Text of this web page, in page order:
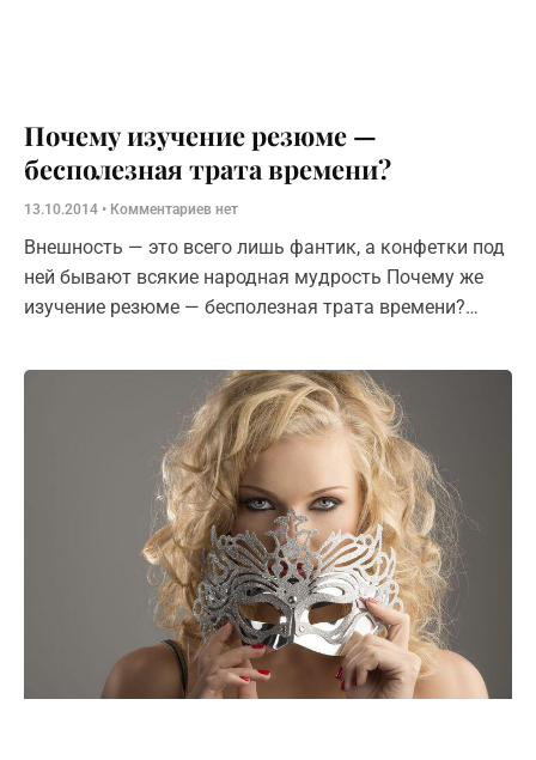
Почему изучение резюме —
бесполезная трата времени?
13.10.2014 Комментариев нет
Внешность — это всего лишь фантик, а конфетки под
ней бывают всякие народная мудрость Почему же
изучение резюме — бесполезная трата времени?
все случаи